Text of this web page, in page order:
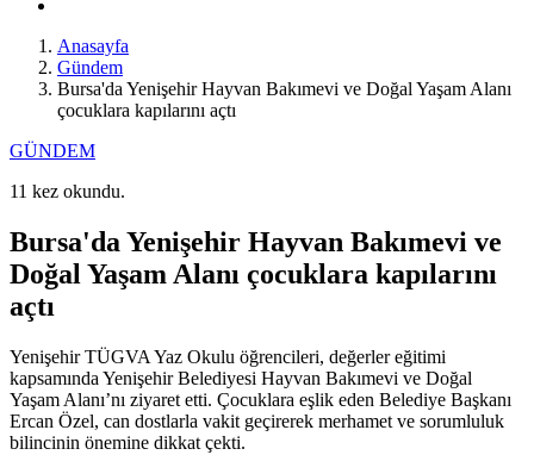
Anasayfa
Gündem
Bursa'da Yenişehir Hayvan Bakımevi ve Doğal Yaşam Alanı
çocuklara kapılarını açtı
GÜNDEM
11 kez okundu.
Bursa'da Yenişehir Hayvan Bakımevi ve
Doğal Yaşam Alanı çocuklara kapılarını
açtı
Yenişehir TÜGVA Yaz Okulu öğrencileri, değerler eğitimi
kapsamında Yenişehir Belediyesi Hayvan Bakımevi ve Doğal
Yaşam Alanı’nı ziyaret etti. Çocuklara eşlik eden Belediye Başkanı
Ercan Özel, can dostlarla vakit geçirerek merhamet ve sorumluluk
bilincinin önemine dikkat çekti.